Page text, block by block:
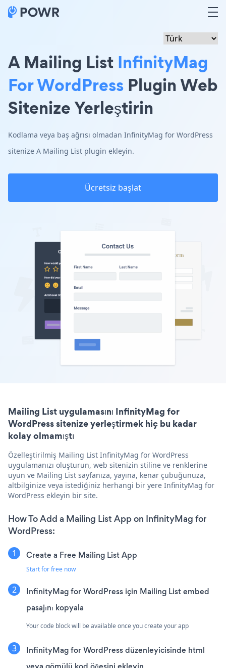
A Mailing List InfinityMag
For WordPress Plugin Web
Sitenize Yerleştirin
Kodlama veya baş ağrısı olmadan InfinityMag for WordPress
sitenize A Mailing List plugin ekleyin.
Ücretsiz başlat
Mailing List uygulamasını InfinityMag for
WordPress sitenize yerleştirmek hiç bu kadar
kolay olmamıştı
Özelleştirilmiş Mailing List InfinityMag for WordPress
uygulamanızı oluşturun, web sitenizin stiline ve renklerine
uyun ve Mailing List sayfanıza, yayına, kenar çubuğunuza,
altbilginize veya istediğiniz herhangi bir yere InfinityMag for
WordPress ekleyin bir site.
How To Add a Mailing List App on InfinityMag for
WordPress:
Create a Free Mailing List App
Start for free now
InfinityMag for WordPress için Mailing List embed
pasajını kopyala
Your code block will be available once you create your app
InfinityMag for WordPress düzenleyicisinde html